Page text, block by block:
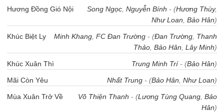
Hương Đồng Gió Nội Song Ngọc Nguyễn Bính - (Hương Thùy,
Như Loan Bảo Hân)
Khúc Biệt Ly Minh Khang FC Đan Trường - (Đan Trường Thanh
Thảo Bảo Hân Lây Minh)
Khúc Xuân Thì Trung Minh Trí- (Bảo Hân)
Mãi Còn Yêu Nhất Trung - (Bảo Hân Như Loan)
Mùa Xuân Trở Về Võ Thiện Thanh - (Lương Tùng Quang Bảo
Hân)